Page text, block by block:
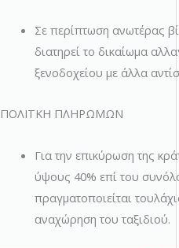
Σε περίπτωση ανωτέρας
διατηρεί το δικαίωμα
ξενοδοχείου με άλλα
ΠΟΛΙΤΚΗ ΠΛΗΡΩΜΩΝ
Για την επικύρωση της
ύψους 40% επί του
πραγματοποιείται
αναχώρηση του ταξιδιού.